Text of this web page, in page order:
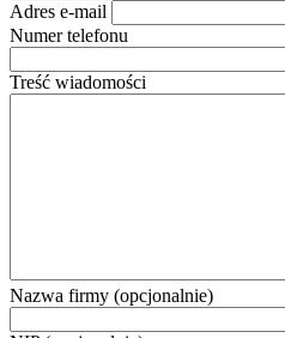
Adres e-mail
Numer telefonu
Treść wiadomości
Nazwa firmy (opcjonalnie)